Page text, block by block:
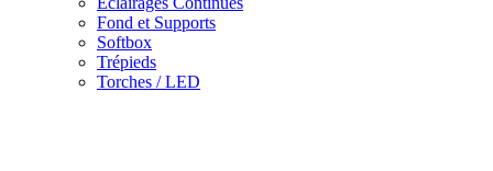
Fond et Supports
Softbox
Trépieds
Torches / LED